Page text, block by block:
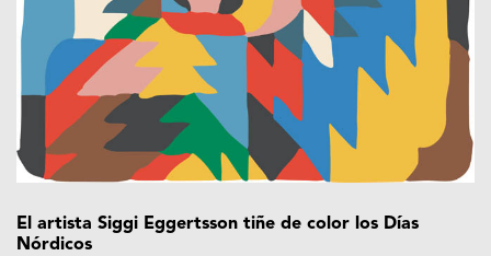
El artista Siggi Eggertsson tiñe de color los Días
Nórdicos